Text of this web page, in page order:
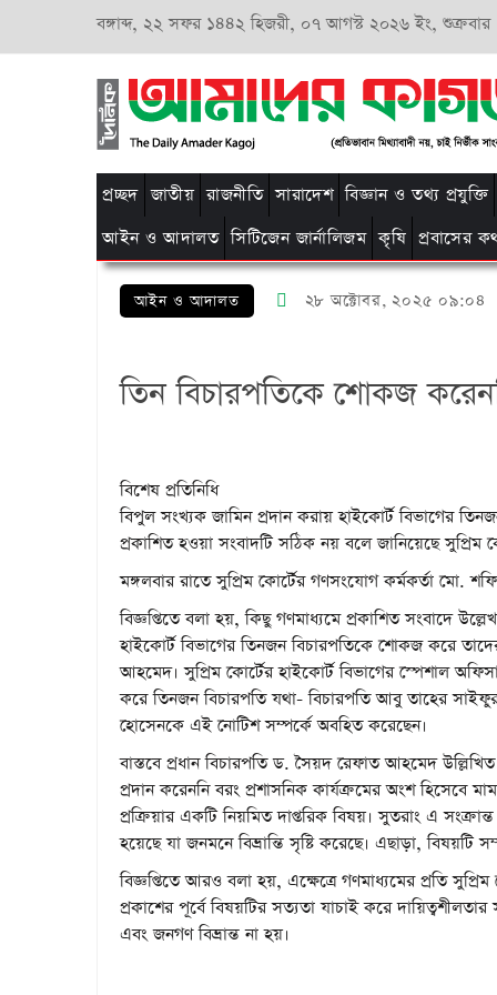
বঙ্গাব্দ, ২২ সফর ১৪৪২ হিজরী, ০৭ আগস্ট ২০২৬ ইং, শুক্রবার
প্রচ্ছদ জাতীয় রাজনীতি সারাদেশ বিজ্ঞান ও তথ্য প্রযুক্তি
আইন ও আদালত সিটিজেন জার্নালিজম কৃষি প্রবাসের
আইন ও আদালত ২৮ অক্টোবর, ২০২৫ ০৯:০৪
তিন বিচারপতিকে শোকজ
বিশেষ প্রতিনিধি
বিপুল সংখ্যক জামিন প্রদান করায় হাইকোর্ট বিভাগের
প্রকাশিত হওয়া সংবাদটি সঠিক নয় বলে জানিয়েছে সুপ্রিম
মঙ্গলবার রাতে সুপ্রিম কোর্টের গণসংযোগ কর্মকর্তা মো.
বিজ্ঞপ্তিতে বলা হয়, কিছু গণমাধ্যমে প্রকাশিত সংবাদে
হাইকোর্ট বিভাগের তিনজন বিচারপতিকে শোকজ করে
আহমেদ। সুপ্রিম কোর্টের হাইকোর্ট বিভাগের স্পেশাল
করে তিনজন বিচারপতি যথা- বিচারপতি আবু তাহের
হোসেনকে এই নোটিশ সম্পর্কে অবহিত করেছেন।
বাস্তবে প্রধান বিচারপতি ড. সৈয়দ রেফাত আহমেদ
প্রদান করেননি বরং প্রশাসনিক কার্যক্রমের অংশ হিসেবে
প্রক্রিয়ার একটি নিয়মিত দাপ্তরিক বিষয়। সুতরাং এ
হয়েছে যা জনমনে বিভ্রান্তি সৃষ্টি করেছে। এছাড়া,
বিজ্ঞপ্তিতে আরও বলা হয়, এক্ষেত্রে গণমাধ্যমের প্রতি
প্রকাশের পূর্বে বিষয়টির সত্যতা যাচাই করে
এবং জনগণ বিভ্রান্ত না হয়।